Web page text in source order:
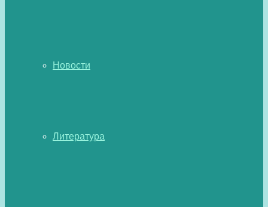
Новости
Литература